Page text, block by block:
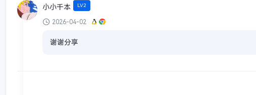
小小千本 LV2
2026-04-02
谢谢分享